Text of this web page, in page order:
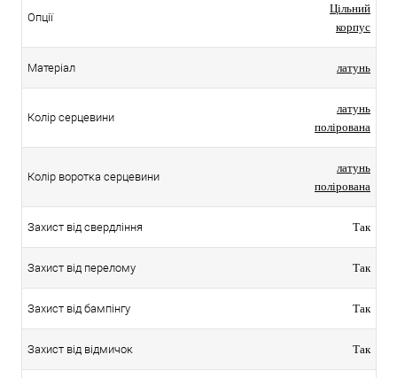
Опції
Цільний
корпус
Матеріал латунь
Колір серцевини
латунь
полірована
Колір воротка серцевини
латунь
полірована
Захист від свердління Так
Захист від перелому Так
Захист від бампінгу Так
Захист від відмичок Так